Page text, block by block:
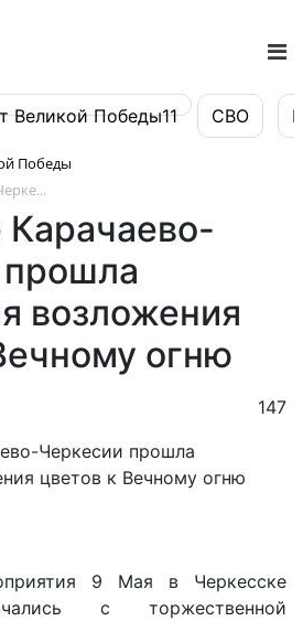
Великой Победы11 СВО
Победы
Карачаево-
возложения
огню
147
9 Мая в Черкесске
с торжественной